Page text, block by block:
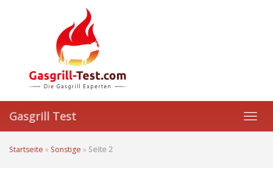
Gasgrill Test
Startseite » Sonstige » Seite 2